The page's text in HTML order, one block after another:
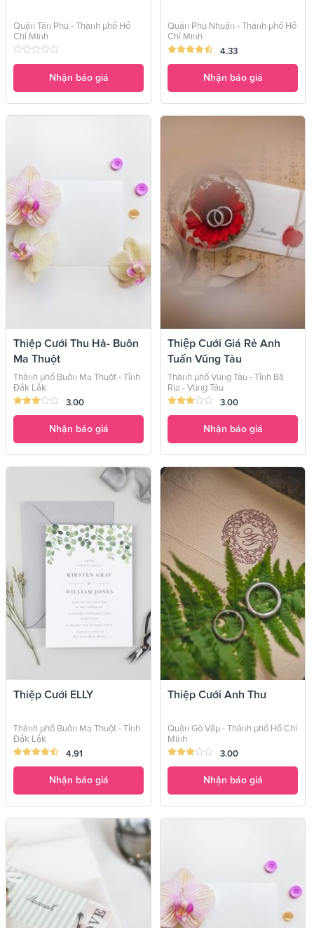
Quận Tân Phú - Thành phố Hồ
Chí Minh
Nhận báo giá
Quận Phú Nhuận - Thành phố Hồ
Chí Minh
4.33
Nhận báo giá
Thiệp Cưới Thu Hà- Buôn
Ma Thuột
Thành phố Buôn Ma Thuột - Tỉnh
Đắk Lắk
3.00
Nhận báo giá
Thiệp Cưới Giá Rẻ Anh
Tuấn Vũng Tàu
Thành phố Vũng Tàu - Tỉnh Bà
Rịa - Vũng Tàu
3.00
Nhận báo giá
Thiệp Cưới ELLY
Thành phố Buôn Ma Thuột - Tỉnh
Đắk Lắk
4.91
Nhận báo giá
Thiệp Cưới Anh Thư
Quận Gò Vấp - Thành phố Hồ Chí
Minh
3.00
Nhận báo giá